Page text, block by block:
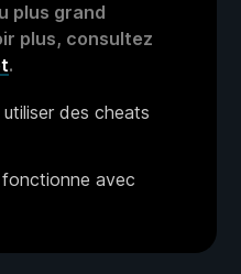
plus grand
plus, consultez
.
des cheats
avec